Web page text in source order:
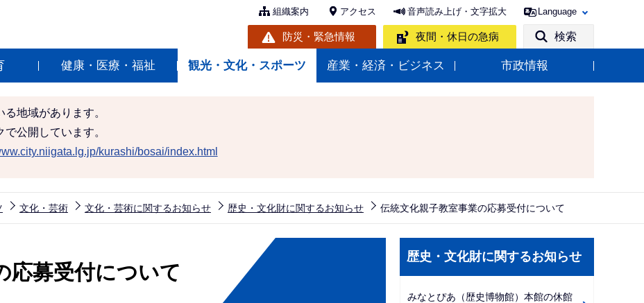
組織案内 アクセス 音声読み上げ・文字拡大 Language
防災・緊急情報 夜間・休日の急病 検索
健康・医療・福祉 観光・文化・スポーツ 産業・経済・ビジネス 市政情報
地域があります。
公開しています。
kurashi/bosai/index.html
文化・芸術 文化・芸術に関するお知らせ 歴史・文化財に関するお知らせ 伝統文化親子教室事業の応募受付について
応募受付について
サ
歴史・文化財に関するお知らせ
みなとぴあ（歴史博物館）本館の休館